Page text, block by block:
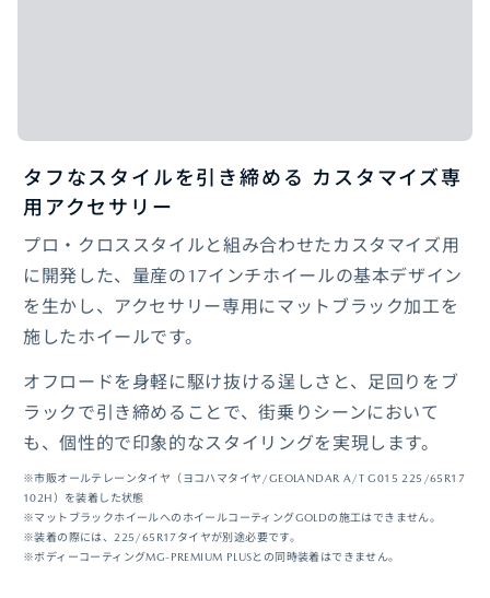
タフなスタイルを引き締める カスタマイズ専
用アクセサリー
プロ・クロススタイルと組み合わせたカスタマイズ用
に開発した、量産の17インチホイールの基本デザイン
を生かし、アクセサリー専用にマットブラック加工を
施したホイールです。
オフロードを身軽に駆け抜ける逞しさと、足回りをブ
ラックで引き締めることで、街乗りシーンにおいて
も、個性的で印象的なスタイリングを実現します。
※市販オールテレーンタイヤ（ヨコハマタイヤ/GEOLANDAR A/T G015 225/65R17
102H）を装着した状態
※マットブラックホイールへのホイールコーティングGOLDの施工はできません。
※装着の際には、225/65R17タイヤが別途必要です。
※ボディーコーティングMG-PREMIUM PLUSとの同時装着はできません。